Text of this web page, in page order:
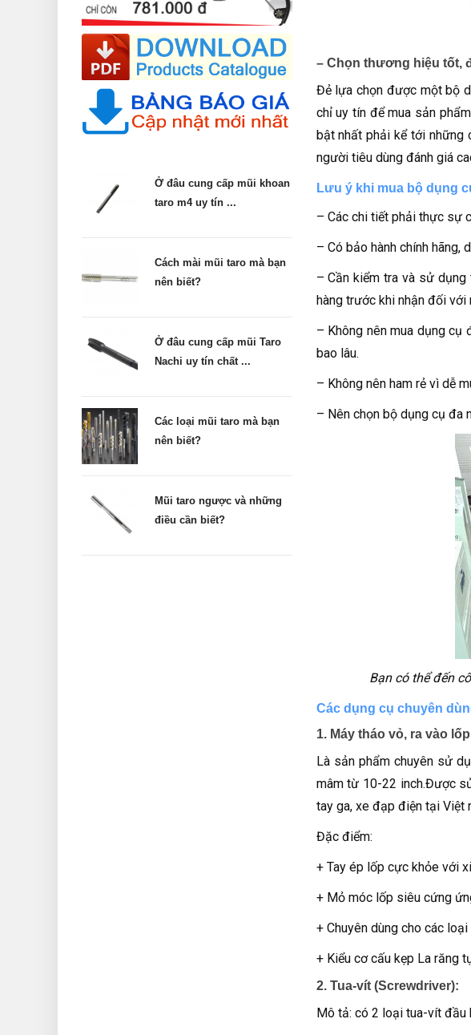
– Chọn thương hiệu tốt,
Đẻ lựa chọn được một bộ
chỉ uy tín để mua sản
bật nhất phải kể tới những
người tiêu dùng đánh giá
Lưu ý khi mua bộ dụng
– Các chi tiết phải thực sự
– Có bảo hành chính hãng,
– Cần kiểm tra và sử
hàng trước khi nhận đối với
– Không nên mua dụng
bao lâu.
– Không nên ham rẻ vì dễ
– Nên chọn bộ dụng cụ đa
Bạn có thể đến
Các dụng cụ chuyên
1. Máy tháo vỏ, ra vào
Là sản phẩm chuyên sử
mâm từ 10-22 inch.Được
tay ga, xe đạp điện tại Việt
Đặc điểm:
+ Tay ép lốp cực khỏe với
+ Mỏ móc lốp siêu cứng
+ Chuyên dùng cho các
+ Kiểu cơ cấu kẹp La răng
2. Tua-vít (Screwdriver):
Mô tả: có 2 loại tua-vít
Ở đâu cung cấp mũi khoan
taro m4 uy tín ...
Cách mài mũi taro mà bạn
nên biết?
Ở đâu cung cấp mũi Taro
Nachi uy tín chất ...
Các loại mũi taro mà bạn
nên biết?
Mũi taro ngược và những
điều cần biết?